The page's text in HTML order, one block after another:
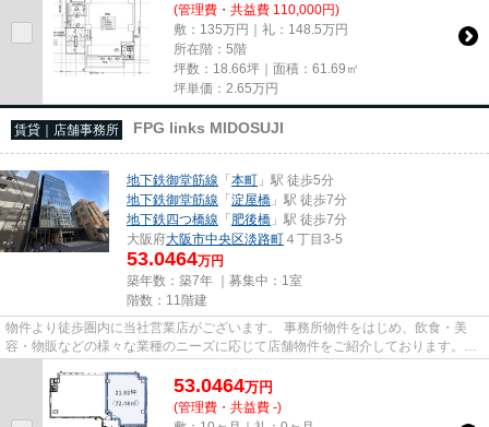
(管理費・共益費 110,000円)
敷：135万円｜礼：148.5万円
所在階：5階
坪数：18.66坪｜面積：61.69㎡
坪単価： 2.65万円
賃貸｜店舗事務所 FPG links MIDOSUJI
地下鉄御堂筋線 「本町 」駅 徒歩5分
地下鉄御堂筋線 「淀屋橋 」駅 徒歩7分
地下鉄四つ橋線 「肥後橋 」駅 徒歩7分
大阪府大阪市中央区淡路町 ４丁目3-5
53.0464万円
築年数：築7年 ｜募集中： 1室
階数：11階建
物件より徒歩圏内に当社営業店がございます。 事務所物件をはじめ、飲食・美
容・物販などの様々な業種のニーズに応じて店舗物件をご紹介しております。
尚、弊社ではおとり広告は一切...
53.0464万円
(管理費・共益費 -)